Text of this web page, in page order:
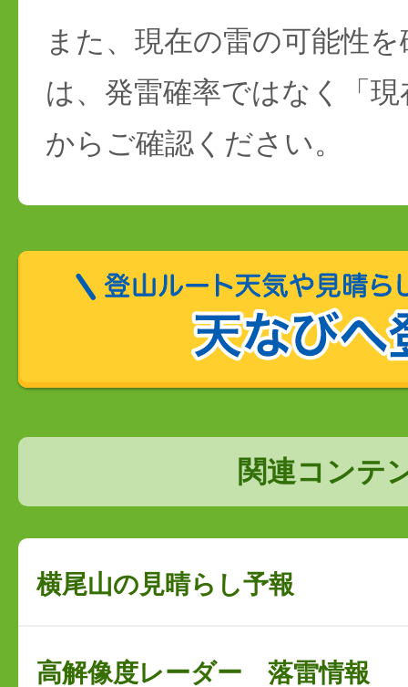
また、現在の雷の可能性
は、発雷確率ではなく「
からご確認ください。
関連コンテ
横尾山の見晴らし予報
高解像度レーダー 落雷情報